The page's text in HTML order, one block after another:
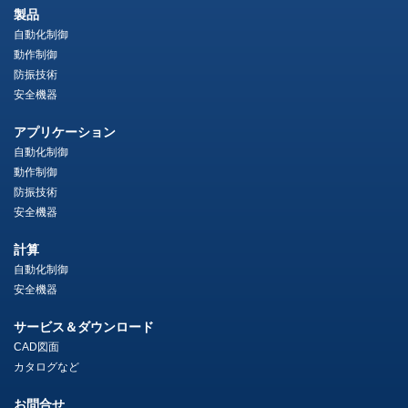
製品
自動化制御
動作制御
防振技術
安全機器
アプリケーション
自動化制御
動作制御
防振技術
安全機器
計算
自動化制御
安全機器
サービス＆ダウンロード
CAD図面
カタログなど
お問合せ